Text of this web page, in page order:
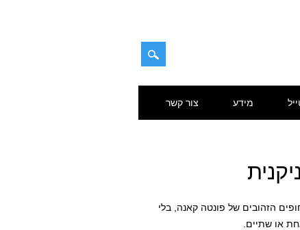
מידע צור קשר
הזהובים של פונטה קאנה, בלי
או שתיים.